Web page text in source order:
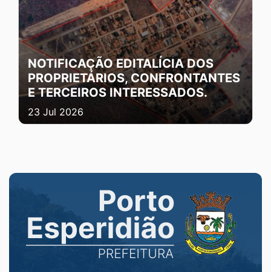
NOTIFICAÇÃO EDITALÍCIA DOS
PROPRIETÁRIOS, CONFRONTANTES
E TERCEIROS INTERESSADOS.
23 Jul 2026